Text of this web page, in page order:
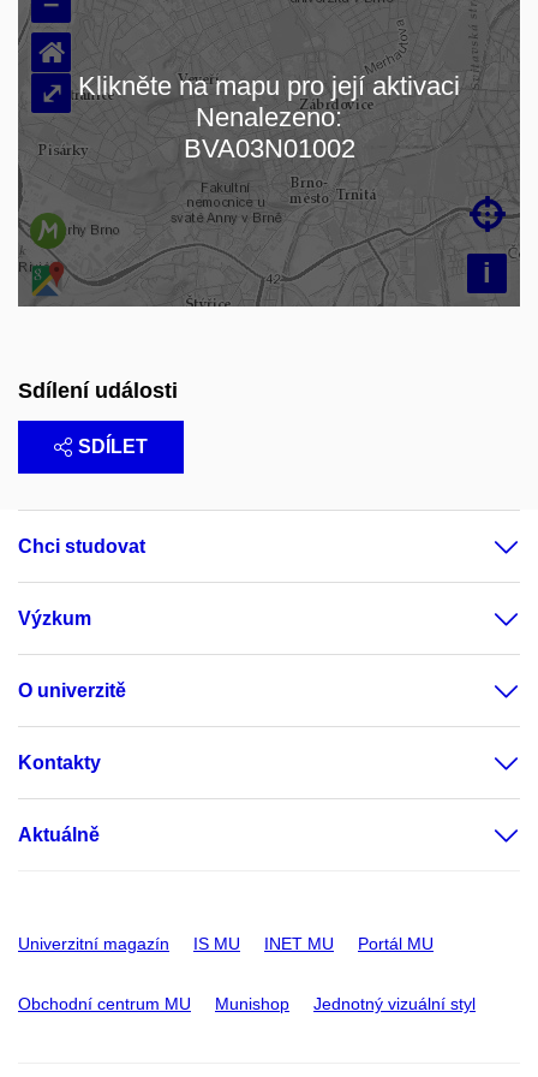
Načítám mapu…
i

⌂
⤢ Klikněte na mapu pro její aktivaci
Nenalezeno:
BVA03N01002
Sdílení události
SDÍLET
Chci studovat
Výzkum
O univerzitě
Kontakty
Aktuálně
Univerzitní magazín IS MU INET MU Portál MU
Obchodní centrum MU Munishop Jednotný vizuální styl